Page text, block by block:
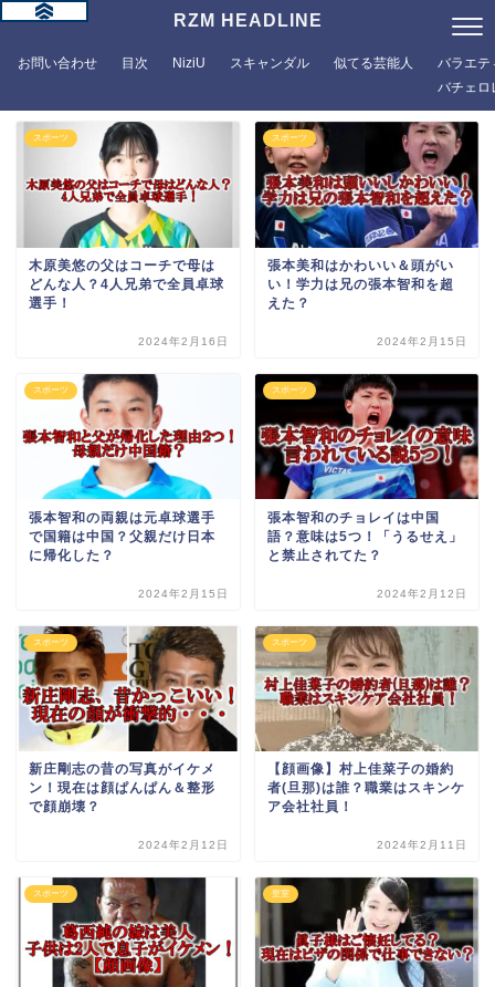
RZM HEADLINE
お問い合わせ 目次 NiziU スキャンダル 似てる芸能人
バラエテ
バチェロ
スポーツ
木原美悠の父はコーチで母は
どんな人？4人兄弟で全員卓球
選手！
2024年2月16日
スポーツ
張本美和はかわいい＆頭がい
い！学力は兄の張本智和を超
えた？
2024年2月15日
スポーツ
張本智和の両親は元卓球選手
で国籍は中国？父親だけ日本
に帰化した？
2024年2月15日
スポーツ
張本智和のチョレイは中国
語？意味は5つ！「うるせえ」
と禁止されてた？
2024年2月12日
スポーツ
新庄剛志の昔の写真がイケメ
ン！現在は顔ぱんぱん＆整形
で顔崩壊？
2024年2月12日
スポーツ
【顔画像】村上佳菜子の婚約
者(旦那)は誰？職業はスキンケ
ア会社社員！
2024年2月11日
スポーツ 皇室